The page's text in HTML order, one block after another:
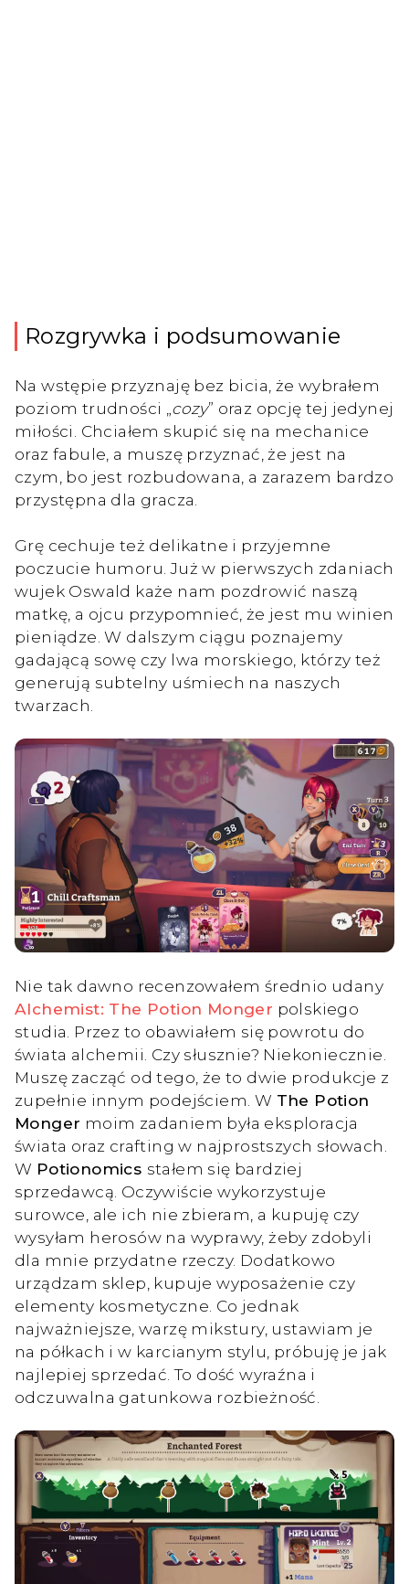
Rozgrywka i podsumowanie
Na wstępie przyznaję bez bicia, że wybrałem
poziom trudności „ cozy” oraz opcję tej jedynej
miłości. Chciałem skupić się na mechanice
oraz fabule, a muszę przyznać, że jest na
czym, bo jest rozbudowana, a zarazem bardzo
przystępna dla gracza.
Grę cechuje też delikatne i przyjemne
poczucie humoru. Już w pierwszych zdaniach
wujek Oswald każe nam pozdrowić naszą
matkę, a ojcu przypomnieć, że jest mu winien
pieniądze. W dalszym ciągu poznajemy
gadającą sowę czy lwa morskiego, którzy też
generują subtelny uśmiech na naszych
twarzach.
Nie tak dawno recenzowałem średnio udany
Alchemist: The Potion Monger polskiego
studia. Przez to obawiałem się powrotu do
świata alchemii. Czy słusznie? Niekoniecznie.
Muszę zacząć od tego, że to dwie produkcje z
zupełnie innym podejściem. W The Potion
Monger moim zadaniem była eksploracja
świata oraz crafting w najprostszych słowach.
W Potionomics stałem się bardziej
sprzedawcą. Oczywiście wykorzystuje
surowce, ale ich nie zbieram, a kupuję czy
wysyłam herosów na wyprawy, żeby zdobyli
dla mnie przydatne rzeczy. Dodatkowo
urządzam sklep, kupuje wyposażenie czy
elementy kosmetyczne. Co jednak
najważniejsze, warzę mikstury, ustawiam je
na półkach i w karcianym stylu, próbuję je jak
najlepiej sprzedać. To dość wyraźna i
odczuwalna gatunkowa rozbieżność.